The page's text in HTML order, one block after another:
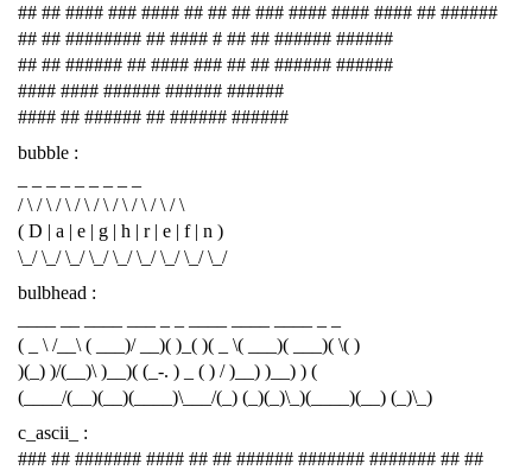
## ## #### ### #### ## ## ## ### #### #### #### ## ######
## ## ######## ## #### # ## ## ###### ######
## ## ###### ## #### ### ## ## ###### ######
#### #### ###### ###### ######
#### ## ###### ## ###### ######
bubble :
/ \ / \ / \ / \ / \ / \ / \ / \ / \
( D | a | e | g | h | r | e | f | n )
\_/ \_/ \_/ \_/ \_/ \_/ \_/ \_/ \_/
bulbhead :
( _ \ /__\ ( ___)/ __)( )_( )( _ \( ___)( ___)( \( )
)(_) )/(__)\ )__)( (_-. ) _ ( ) / )__) )__) ) (
(____/(__)(__)(____)\___/(_) (_)(_)\_)(____)(__) (_)\_)
c_ascii_ :
### ## ####### #### ## ## ###### ####### ####### ## ##